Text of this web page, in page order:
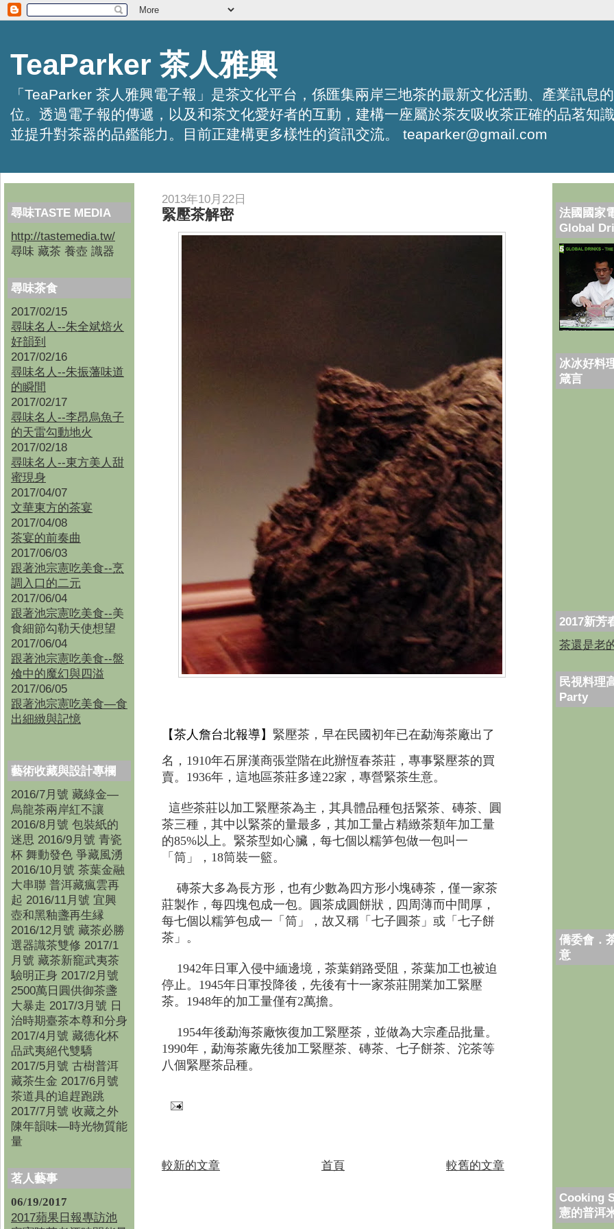
TeaParker 茶人雅興
「TeaParker 茶人雅興電子報」是茶文化平台，係匯集兩岸三地茶的最新文化活動、產業訊息
位。透過電子報的傳遞，以及和茶文化愛好者的互動，建構一座屬於茶友吸收茶正確的品茗知
並提升對茶器的品鑑能力。目前正建構更多樣性的資訊交流。 teaparker@gmail.com
尋味TASTE MEDIA
http://tastemedia.tw/
尋味 藏茶 養壺 識器
尋味茶食
2017/02/15
尋味名人--朱全斌焙火
好韻到
2017/02/16
尋味名人--朱振藩味道
的瞬間
2017/02/17
尋味名人--李昂烏魚子
的天雷勾動地火
2017/02/18
尋味名人--東方美人甜
蜜現身
2017/04/07
文華東方的茶宴
2017/04/08
茶宴的前奏曲
2017/06/03
跟著池宗憲吃美食--烹
調入口的二元
2017/06/04
跟著池宗憲吃美食--美
食細節勾勒天使想望
2017/06/04
跟著池宗憲吃美食--盤
飧中的魔幻與四溢
2017/06/05
跟著池宗憲吃美食—食
出細緻與記憶
藝術收藏與設計專欄
2016/7月號 藏綠金—
烏龍茶兩岸紅不讓
2016/8月號 包裝紙的
迷思 2016/9月號 青瓷
杯 舞動發色 爭藏風湧
2016/10月號 茶葉金融
大串聯 普洱藏瘋雲再
起 2016/11月號 宜興
壺和黑釉盞再生縁
2016/12月號 藏茶必勝
選器識茶雙修 2017/1
月號 藏茶新竉武夷茶
驗明正身 2017/2月號
2500萬日圓供御茶盞
大暴走 2017/3月號 日
治時期臺茶本尊和分身
2017/4月號 藏德化杯
品武夷絕代雙驕
2017/5月號 古樹普洱
藏茶生金 2017/6月號
茶道具的追趕跑跳
2017/7月號 收藏之外
陳年韻味—時光物質能
量
茗人藝事
06/19/2017
2017蘋果日報專訪池
2013年10月22日
緊壓茶解密
【茶人詹台北報導】 緊壓茶，早在民國初年已在勐海茶廠出了
名，1910年石屏漢商張堂階在此辦恆春茶莊，專事緊壓茶的買
賣。1936年，這地區茶莊多達22家，專營緊茶生意。
這些茶莊以加工緊壓茶為主，其具體品種包括緊茶、磚茶、圓
茶三種，其中以緊茶的量最多，其加工量占精緻茶類年加工量
的85%以上。緊茶型如心臟，每七個以糯笋包做一包叫一
「筒」，18筒裝一籃。
磚茶大多為長方形，也有少數為四方形小塊磚茶，僅一家茶
莊製作，每四塊包成一包。圓茶成圓餅狀，四周薄而中間厚，
每七個以糯笋包成一「筒」，故又稱「七子圓茶」或「七子餅
茶」。
1942年日軍入侵中緬邊境，茶葉銷路受阻，茶葉加工也被迫
停止。1945年日軍投降後，先後有十一家茶莊開業加工緊壓
茶。1948年的加工量僅有2萬擔。
1954年後勐海茶廠恢復加工緊壓茶，並做為大宗產品批量。
1990年，勐海茶廠先後加工緊壓茶、磚茶、七子餅茶、沱茶等
八個緊壓茶品種。
較新的文章 較舊的文章
首頁
法國國家
Global
冰冰好料
箴言
2017新芳
茶還是老
民視料理
Party
僑委會．
意
Cooking
憲的普洱